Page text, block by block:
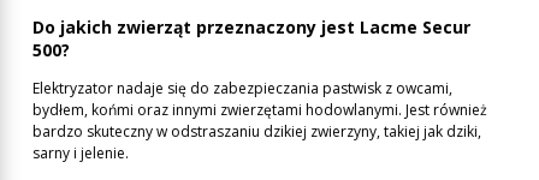
Do jakich zwierząt przeznaczony jest Lacme Secur
500?
Elektryzator nadaje się do zabezpieczania pastwisk z owcami,
bydłem, końmi oraz innymi zwierzętami hodowlanymi. Jest również
bardzo skuteczny w odstraszaniu dzikiej zwierzyny, takiej jak dziki,
sarny i jelenie.